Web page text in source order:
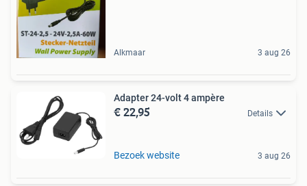
Alkmaar 3 aug 26
Adapter 24-volt 4 ampère
€ 22,95 Details
Bezoek website 3 aug 26